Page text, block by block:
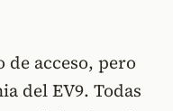
de acceso, pero
del EV9. Todas